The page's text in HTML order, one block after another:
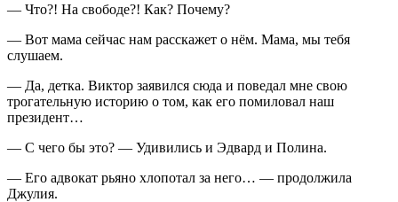
— Что?! На свободе?! Как? Почему?
— Вот мама сейчас нам расскажет о нём. Мама, мы тебя
слушаем.
— Да, детка. Виктор заявился сюда и поведал мне свою
трогательную историю о том, как его помиловал наш
президент…
— С чего бы это? — Удивились и Эдвард и Полина.
— Его адвокат рьяно хлопотал за него… — продолжила
Джулия.